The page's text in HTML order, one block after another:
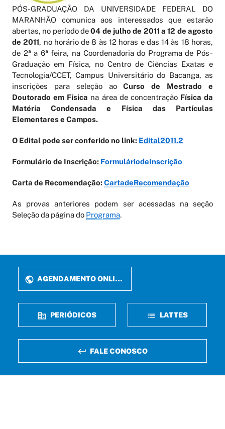
PÓS-GRADUAÇÃO DA UNIVERSIDADE FEDERAL DO
MARANHÃO comunica aos interessados que estarão
abertas, no período de04 de julho de 2011 a 12 de agosto
de 2011, no horário de 8 às 12 horas e das 14 às 18 horas,
de 2ª a 6ª feira, na Coordenadoria do Programa de Pós-
Graduação em Física, no Centro de Ciências Exatas e
Tecnologia/CCET, Campus Universitário do Bacanga, as
inscrições para seleção aoCurso de Mestrado e
Doutorado em Física na área de concentração Física da
Matéria Condensada e Física das Partículas
Elementares e Campos.
O Edital pode ser conferido no link: Edital2011.2
Formulário de Inscrição: FormuláriodeInscrição
Carta de Recomendação:CartadeRecomendação
As provas anteriores podem ser acessadas na seção
Seleção da página do Programa.
AGENDAMENTO ONLINE
PERIÓDICOS LATTES
FALE CONOSCO